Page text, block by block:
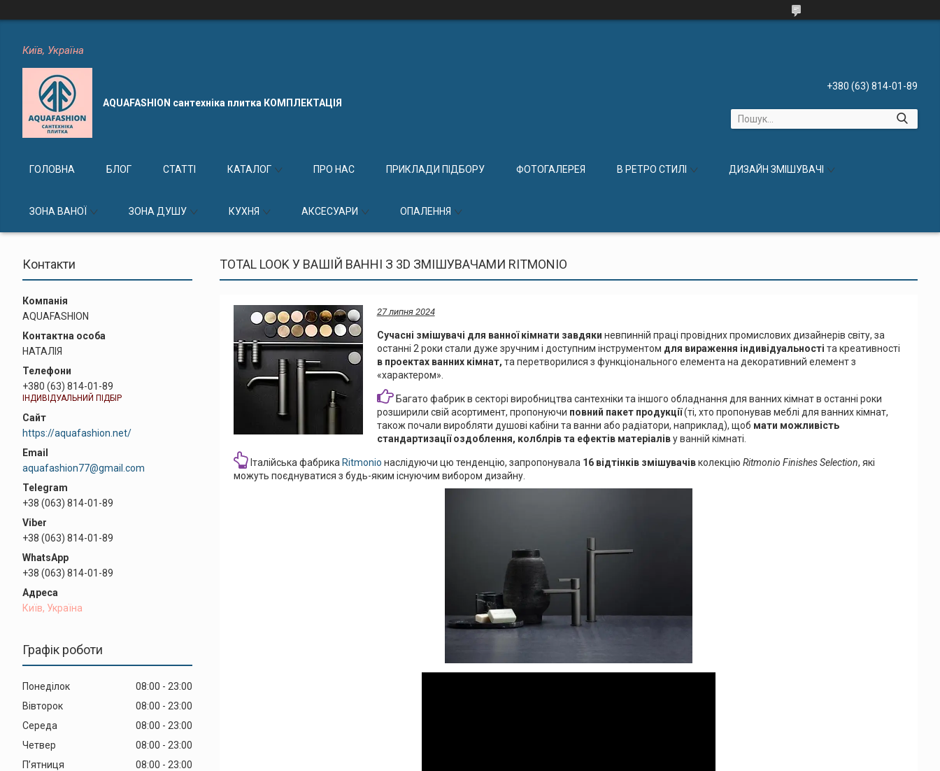
Київ, Україна
AQUAFASHION сантехніка плитка КОМПЛЕКТАЦІЯ
+380 (63) 814-01-89
ГОЛОВНА БЛОГ СТАТТІ КАТАЛОГ ПРО НАС ПРИКЛАДИ ПІДБОРУ ФОТОГАЛЕРЕЯ В РЕТРО СТИЛІ ДИЗАЙН ЗМІШУВАЧІ
ЗОНА ВАНОЇ ЗОНА ДУШУ КУХНЯ АКСЕСУАРИ ОПАЛЕННЯ
Контакти
AQUAFASHION
НАТАЛІЯ
+380 (63) 814-01-89
ІНДИВІДУАЛЬНИЙ ПІДБІР
https://aquafashion.net/
aquafashion77@gmail.com
+38 (063) 814-01-89
+38 (063) 814-01-89
+38 (063) 814-01-89
Київ, Україна
Графік роботи
Понеділок 08:00
23:00
Вівторок
08:00
23:00
Середа
08:00
23:00
Четвер
08:00
23:00
Пʼятниця
08:00
23:00
TOTAL LOOK У ВАШІЙ ВАННІ З 3D ЗМІШУВАЧАМИ RITMONIO
27 липня 2024
Сучасні змішувачі для ванної кімнати завдяки невпинній праці провідних промислових дизайнерів світу, за
останні 2 роки стали дуже зручним і доступним інструментом для вираження індивідуальності та креативності
в проектах ванних кімнат, та перетворилися з функціонального елемента на декоративний елемент з
«характером».
Багато фабрик в секторі виробництва сантехніки та іншого обладнання для ванних кімнат в останні роки
розширили свій асортимент, пропонуючи повний пакет продукції(ті, хто пропонував меблі для ванних кімнат,
також почали виробляти душові кабіни та ванни або радіатори, наприклад), щоб мати можливість
стандартизації оздоблення, колблрів та ефектів матеріаліву ванній кімнаті.
Італійська фабрика Ritmonio наслідуючи цю тенденцію, запропонувала 16 відтінків змішувачівколекцію Ritmonio Finishes Selection, які
можуть поєднуватися з будь-яким існуючим вибором дизайну.